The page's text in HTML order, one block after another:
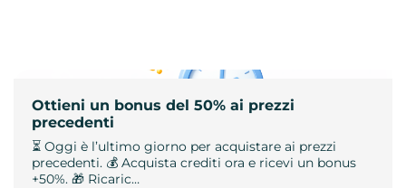
Ottieni un bonus del 50% ai prezzi
precedenti
⏳ Oggi è l’ultimo giorno per acquistare ai prezzi
precedenti. 💰 Acquista crediti ora e ricevi un bonus
+50%. 🎁 Ricaric…